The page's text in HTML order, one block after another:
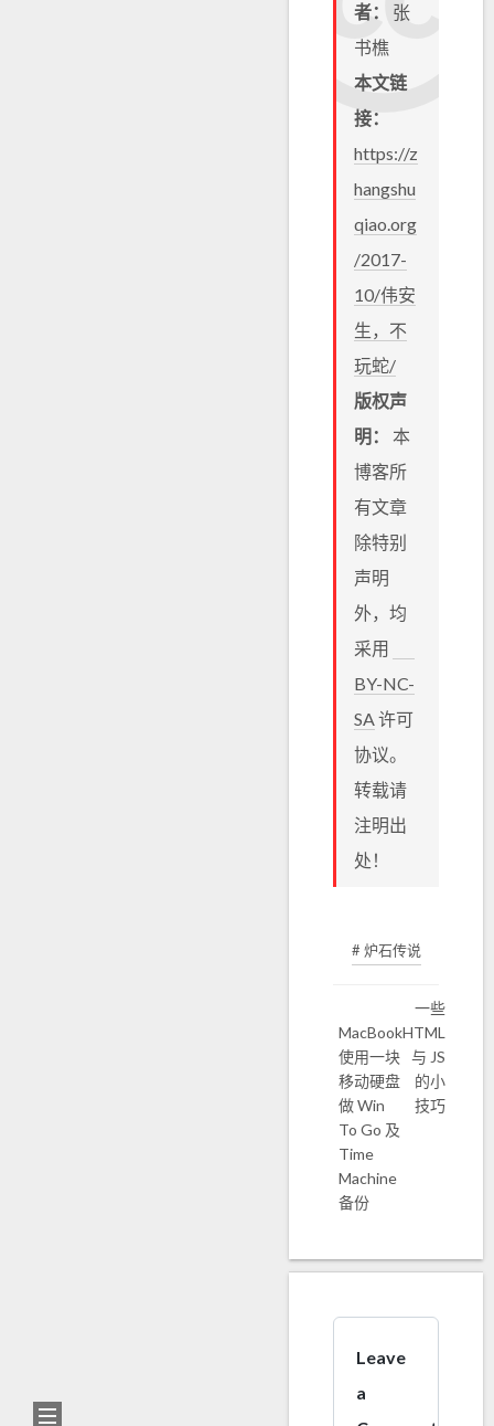
者： 张
书樵
本文链
接：
https://z
hangshu
qiao.org
/2017-
10/伟安
生，不
玩蛇/
版权声
明： 本
博客所
有文章
除特别
声明
外，均
采用
BY-NC-
SA许可
协议。
转载请
注明出
处！
# 炉石传说
MacBook
使用一块
移动硬盘
做 Win
To Go 及
Time
Machine
备份
一些
HTML
与 JS
的小
技巧